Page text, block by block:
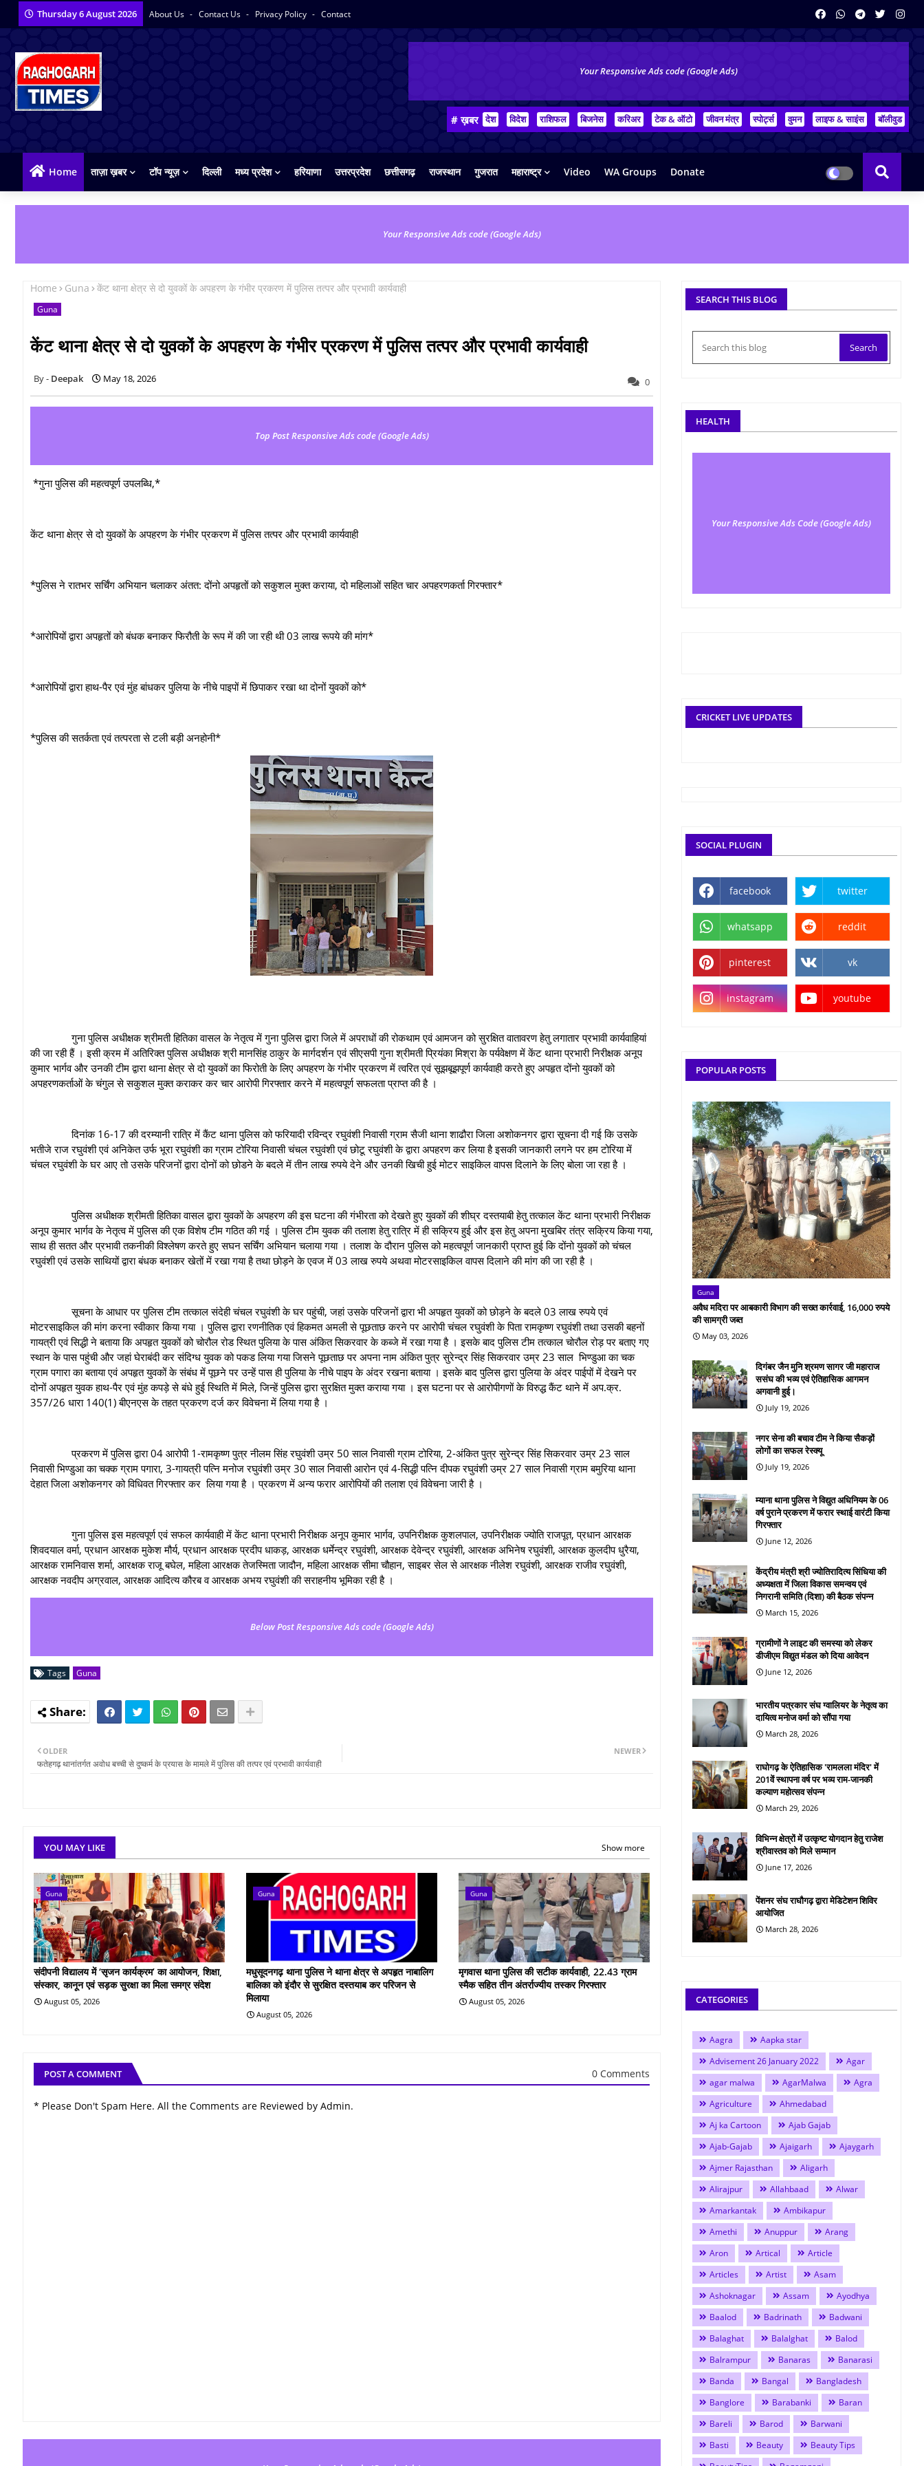
Thursday 6 August 2026 About Us Contact Us Privacy Policy Contact
Your Responsive Ads code (Google Ads)
# ख़बर देश विदेश राशिफल बिजनेस करिअर टेक & ऑटो जीवन मंत्र स्पोर्ट्स वुमन लाइफ & साइंस बॉलीवुड
Home ताज़ा ख़बर टॉप न्यूज़ दिल्ली मध्य प्रदेश हरियाणा उत्तरप्रदेश छत्तीसगढ़ राजस्थान गुजरात महाराष्ट्र Video WA Groups Donate
Your Responsive Ads code (Google Ads)
Home Guna केंट थाना क्षेत्र से दो युवकों के अपहरण के गंभीर प्रकरण में पुलिस तत्पर और प्रभावी कार्यवाही
Guna
केंट थाना क्षेत्र से दो युवकों के अपहरण के गंभीर प्रकरण में पुलिस तत्पर और प्रभावी कार्यवाही
Deepak May 18, 2026 0
Top Post Responsive Ads code (Google Ads)
*गुना पुलिस की महत्वपूर्ण उपलब्धि,*
केंट थाना क्षेत्र से दो युवकों के अपहरण के गंभीर प्रकरण में पुलिस तत्पर और प्रभावी कार्यवाही
*पुलिस ने रातभर सर्चिंग अभियान चलाकर अंतत: दोंनो अपहृतों को सकुशल मुक्त कराया, दो महिलाओं सहित चार अपहरणकर्ता गिरफ्तार*
*आरोपियों द्वारा अपहृतों को बंधक बनाकर फिरौती के रूप में की जा रही थी 03 लाख रूपये की मांग*
*आरोपियों द्वारा हाथ-पैर एवं मुंह बांधकर पुलिया के नीचे पाइपों में छिपाकर रखा था दोनों युवकों को*
*पुलिस की सतर्कता एवं तत्परता से टली बड़ी अनहोनी*
गुना पुलिस अधीक्षक श्रीमती हितिका वासल के नेतृत्व में गुना पुलिस द्वारा जिले में अपराधों की रोकथाम एवं आमजन को सुरक्षित वातावरण हेतु लगातार प्रभावी कार्यवाहियां
की जा रही हैं । इसी क्रम में अतिरिक्‍त पुलिस अधीक्षक श्री मानसिंह ठाकुर के मार्गदर्शन एवं सीएसपी गुना श्रीमती प्रियंका मिश्रा के पर्यवेक्षण में केंट थाना प्रभारी निरीक्षक अनूप
कुमार भार्गव और उनकी टीम द्वारा थाना क्षेत्र से दो युवकों का फिरोती के लिए अपहरण के गंभीर प्रकरण में त्वरित एवं सूझबूझपूर्ण कार्यवाही करते हुए अपहृत दोंनो युवकों को
अपहरणकर्ताओं के चंगुल से सकुशल मुक्त कराकर कर चार आरोपी गिरफ्तार करने में महत्वपूर्ण सफलता प्राप्त की है ।
दिनांक 16-17 की दरम्यानी रात्रि में कैंट थाना पुलिस को फरियादी रविन्द्र रघुवंशी निवासी ग्राम सैजी थाना शाढौरा जिला अशोकनगर द्वारा सूचना दी गई कि उसके
भतीजे राज रघुवंशी एवं अनिकेत उर्फ भूरा रघुवंशी का ग्राम टोरिया निवासी चंचल रघुवंशी एवं छोटू रघुवंशी के द्वारा अपहरण कर लिया है इसकी जानकारी लगने पर हम टोरिया में
चंचल रघुवंशी के घर आए तो उसके परिजनों द्वारा दोनों को छोडने के बदले में तीन लाख रुपये देने और उनकी खिची हुई मोटर साइकिल वापस दिलाने के लिए बोला जा रहा है ।
पुलिस अधीक्षक श्रीमती हितिका वासल द्वारा युवकों के अपहरण की इस घटना की गंभीरता को देखते हुए युवकों की शीघ्र दस्तयाबी हेतु तत्काल केंट थाना प्रभारी निरीक्षक
अनूप कुमार भार्गव के नेतृत्व में पुलिस की एक विशेष टीम गठित की गई । पुलिस टीम युवक की तलाश हेतु रात्रि में ही सक्रिय हुई और इस हेतु अपना मुखबिर तंत्र सक्रिय किया गया,
साथ ही सतत और प्रभावी तकनीकी विश्लेषण करते हुए सघन सर्चिंग अभियान चलाया गया । तलाश के दौरान पुलिस को महत्वपूर्ण जानकारी प्राप्त हुई कि दोंनो युवकों को चंचल
रघुवंशी एवं उसके साथियों द्वारा बंधक बनाकर खेतों में रखा गया है तथा छोड़ने के एवज में 03 लाख रुपये अथवा मोटरसाइकिल वापस दिलाने की मांग की जा रही है ।
सूचना के आधार पर पुलिस टीम तत्काल संदेही चंचल रघुवंशी के घर पहुंची, जहां उसके परिजनों द्वारा भी अपहृत युवकों को छोड़ने के बदले 03 लाख रुपये एवं
मोटरसाइकिल की मांग करना स्वीकार किया गया । पुलिस द्वारा रणनीतिक एवं हिकमत अमली से पूछताछ करने पर आरोपी चंचल रघुवंशी के पिता रामकृष्ण रघुवंशी तथा उसकी बहनों
गायत्री एवं सिद्धी ने बताया कि अपहृत युवकों को चोरौल रोड स्थित पुलिया के पास अंकित सिकरवार के कब्जे में रखा गया है । इसके बाद पुलिस टीम तत्काल चोरौल रोड़ पर बताए गए
स्थान के पास पहुंची और जहां घेराबंदी कर संदिग्ध युवक को पकड लिया गया जिसने पूछताछ पर अपना नाम अंकित पुत्र सुरेन्द्र सिंह सिकरवार उम्र 23 साल भिण्डुआ का चक
ग्राम पगारा का बताया एवं अपहृत युवकों के संबंध में पूछने पर उन्हें पास ही पुलिया के नीचे पाइप के अंदर रखना बताया । इसके बाद पुलिस द्वारा पुलिया के अंदर पाईपों में देखने पर
दोनों अपहृत युवक हाथ-पैर एवं मुंह कपड़े से बंधे हुई स्थिति में मिले, जिन्हें पुलिस द्वारा सुरक्षित मुक्त कराया गया । इस घटना पर से आरोपीगणों के विरुद्ध कैंट थाने में अप.क्र.
357/26 धारा 140(1) बीएनएस के तहत प्रकरण दर्ज कर विवेचना में लिया गया है ।
प्रकरण में पुलिस द्वारा 04 आरोपी 1-रामकृष्ण पुत्र नीलम सिंह रघुवंशी उम्र 50 साल निवासी ग्राम टोरिया, 2-अंकित पुत्र सुरेन्द्र सिंह सिकरवार उम्र 23 साल
निवासी भिण्डुआ का चक्क ग्राम पगारा, 3-गायत्री पत्नि मनोज रघुवंशी उम्र 30 साल निवासी आरोन एवं 4-सिद्धी पत्नि दीपक रघुवंशी उम्र 27 साल निवासी ग्राम बमुरिया थाना
देहात जिला अशोकनगर को विधिवत गिरफ्तार कर लिया गया है । प्रकरण में अन्य फरार आरोपियों की तलाश एवं विवेचना जारी है ।
गुना पुलिस इस महत्वपूर्ण एवं सफल कार्यवाही में केंट थाना प्रभारी निरीक्षक अनूप कुमार भार्गव, उपनिरीक्षक कुशलपाल, उपनिरीक्षक ज्योति राजपूत, प्रधान आरक्षक
शिवदयाल वर्मा, प्रधान आरक्षक मुकेश मौर्य, प्रधान आरक्षक प्रदीप धाकड़, आरक्षक धर्मेन्द्र रघुवंशी, आरक्षक देवेन्द्र रघुवंशी, आरक्षक अभिनेष रघुवंशी, आरक्षक कुलदीप धुरैया,
आरक्षक रामनिवास शर्मा, आरक्षक राजू बघेल, महिला आरक्षक तेजस्मिता जादौन, महिला आरक्षक सीमा चौहान, साइबर सेल से आरक्षक नीलेश रघुवंशी, आरक्षक राजीव रघुवंशी,
आरक्षक नवदीप अग्रवाल, आरक्षक आदित्य कौरब व आरक्षक अभय रघुवंशी की सराहनीय भूमिका रही है ।
Below Post Responsive Ads code (Google Ads)
Tags Guna
NEWER
OLDER
फतेहगढ़ थानांतर्गत अवोध बच्ची से दुष्कर्म के प्रयास के मामले में पुलिस की तत्पर एवं प्रभावी कार्यवाही
YOU MAY LIKE Show more
Guna
संदीपनी विद्यालय में ‘सृजन कार्यक्रम’ का आयोजन, शिक्षा,
संस्कार, कानून एवं सड़क सुरक्षा का मिला समग्र संदेश
August 05, 2026
Guna
मधुसूदनगढ़ थाना पुलिस ने थाना क्षेत्र से अपहृत नाबालिग
बालिका को इंदौर से सुरक्षित दस्तयाब कर परिजन से
मिलाया
August 05, 2026
Guna
मृगवास थाना पुलिस की सटीक कार्यवाही, 22.43 ग्राम
स्मैक सहित तीन अंतर्राज्यीय तस्कर गिरफ्तार
August 05, 2026
POST A COMMENT 0 Comments
* Please Don't Spam Here. All the Comments are Reviewed by Admin.
SEARCH THIS BLOG
HEALTH
Your Responsive Ads Code (Google Ads)
CRICKET LIVE UPDATES
SOCIAL PLUGIN
facebook twitter
whatsapp reddit
pinterest vk
instagram youtube
POPULAR POSTS
Guna
अवैध मदिरा पर आबकारी विभाग की सख्त कार्रवाई, 16,000 रुपये
की सामग्री जब्त
May 03, 2026
दिगंबर जैन मुनि श्रमण सागर जी महाराज
ससंघ की भव्य एवं ऐतिहासिक आगमन
अगवानी हुई।
July 19, 2026
नगर सेना की बचाव टीम ने किया सैकड़ों
लोगों का सफल रेस्क्यू
July 19, 2026
म्याना थाना पुलिस ने विद्युत अधिनियम के 06
वर्ष पुराने प्रकरण में फरार स्थाई वारंटी किया
गिरफ्तार
June 12, 2026
केंद्रीय मंत्री श्री ज्योतिरादित्य सिंधिया की
अध्यक्षता में जिला विकास समन्वय एवं
निगरानी समिति (दिशा) की बैठक संपन्न
March 15, 2026
ग्रामीणों ने लाइट की समस्या को लेकर
डीजीएम विद्युत मंडल को दिया आवेदन
June 12, 2026
भारतीय पत्रकार संघ ग्वालियर के नेतृत्व का
दायित्व मनोज वर्मा को सौंपा गया
March 28, 2026
राघोगढ़ के ऐतिहासिक 'रामलला मंदिर' में
201वें स्थापना वर्ष पर भव्य राम-जानकी
कल्याण महोत्सव संपन्न
March 29, 2026
विभिन्न क्षेत्रों में उत्कृष्ट योगदान हेतु राजेश
श्रीवास्तव को मिले सम्मान
June 17, 2026
पेंशनर संघ राघौगढ़ द्वारा मेडिटेशन शिविर
आयोजित
March 28, 2026
CATEGORIES
Aagra
Aapka star
Advisement 26 January 2022
Agar
agar malwa
AgarMalwa
Agra
Agriculture
Ahmedabad
Aj ka Cartoon
Ajab Gajab
Ajab-Gajab
Ajaigarh
Ajaygarh
Ajmer Rajasthan
Aligarh
Alirajpur
Allahbaad
Alwar
Amarkantak
Ambikapur
Amethi
Anuppur
Arang
Aron
Artical
Article
Articles
Artist
Asam
Ashoknagar
Assam
Ayodhya
Baalod
Badrinath
Badwani
Balaghat
Balalghat
Balod
Balrampur
Banaras
Banarasi
Banda
Bangal
Bangladesh
Banglore
Barabanki
Baran
Bareli
Barod
Barwani
Basti
Beauty
Beauty Tips